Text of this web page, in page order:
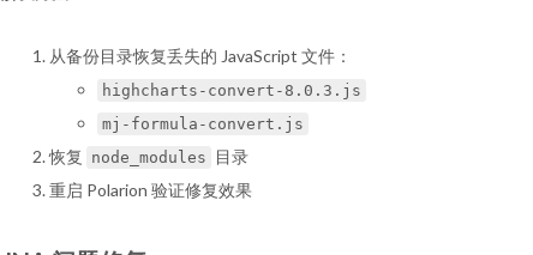
从备份目录恢复丢失的 JavaScript 文件：
highcharts-convert-8.0.3.js
mj-formula-convert.js
恢复 node_modules
目录
重启 Polarion 验证修复效果